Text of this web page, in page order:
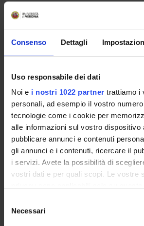
Consenso Dettagli
Uso responsabile dei dati
Noi e i nostri 1022 partner trattiamo i
personali, ad esempio il vostro
tecnologie come i cookie per
alle informazioni sul vostro dispositivo
pubblicare annunci e contenuti
gli annunci e i contenuti, ricercare il
i servizi. Avete la possibilità di
vostri dati e per quali scopi. Le vostre
modificare o revocare il proprio
momento dalla Dichiarazione sui
delNecessari
Psychiatry
Psichiatria
ATTIVITÀ
GRUPPI DI RICERCA